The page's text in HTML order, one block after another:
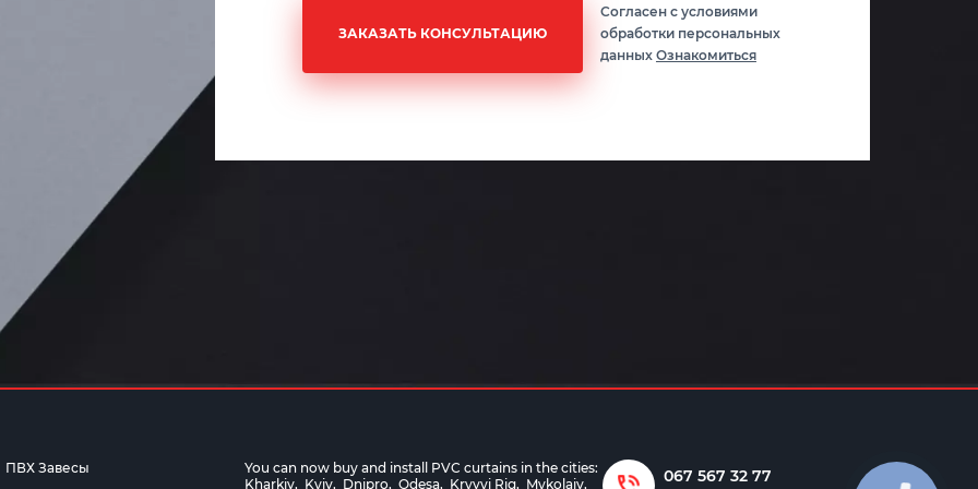
ЗАКАЗАТЬ КОНСУЛЬТАЦИЮ
Согласен с условиями
обработки персональных
данных Ознакомиться
ПВХ Завесы
You can now buy and install PVC curtains in the cities:
Kharkiv, Kyiv, Dnipro, Odesa, Kryvyi Rig, Mykolaiv,
067 567 32 77